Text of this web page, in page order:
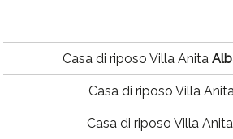
Casa di riposo Villa Anita
Casa di riposo Villa
Casa di riposo Villa